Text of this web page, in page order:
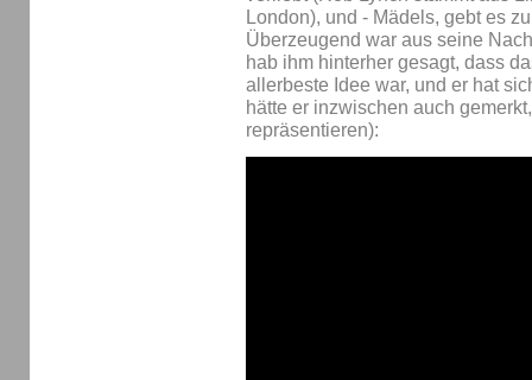
London), und - Mädels, gebt es
Überzeugend war aus seine
hab ihm hinterher gesagt, dass
allerbeste Idee war, und er hat
hätte er inzwischen auch
repräsentieren):